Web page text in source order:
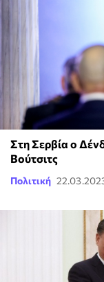
Στη Σερβία ο
Βούτσιτς
Πολιτική